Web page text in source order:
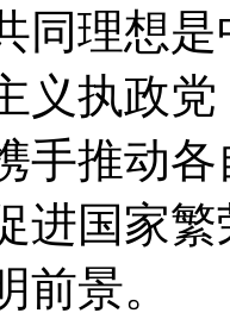
理想是
义执政
手推动
进国家
前景。